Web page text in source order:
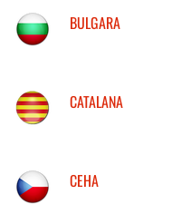
BULGARA
CATALANA
CEHA